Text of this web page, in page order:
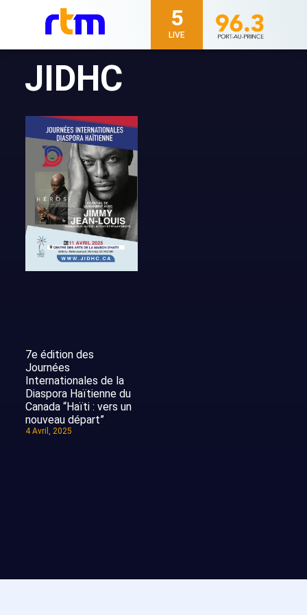
5
LIVE
JIDHC
7e édition des
Journées
Internationales de la
Diaspora Haïtienne du
Canada “Haïti : vers un
nouveau départ”
4 Avril, 2025